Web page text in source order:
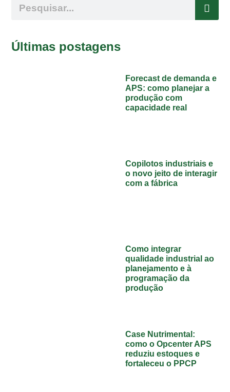
Últimas postagens
Forecast de demanda e
APS: como planejar a
produção com
capacidade real
Copilotos industriais e
o novo jeito de interagir
com a fábrica
Como integrar
qualidade industrial ao
planejamento e à
programação da
produção
Case Nutrimental:
como o Opcenter APS
reduziu estoques e
fortaleceu o PPCP